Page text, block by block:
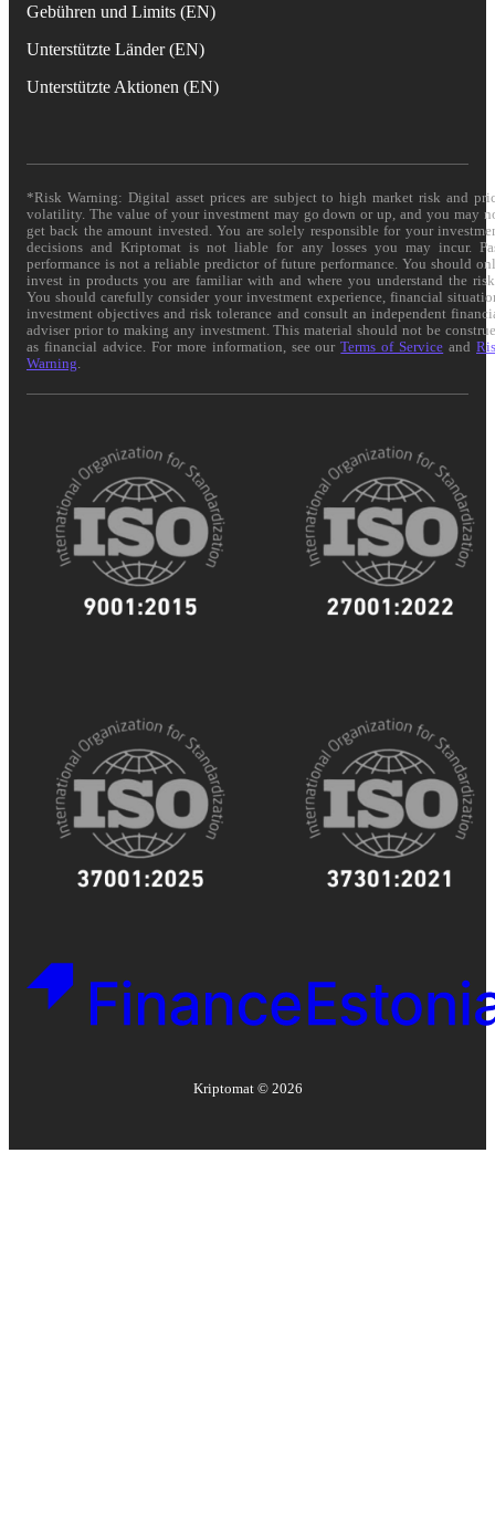
Gebühren und Limits (EN)
Unterstützte Länder (EN)
Unterstützte Aktionen (EN)
*Risk Warning: Digital asset prices are subject to high market risk and
volatility. The value of your investment may go down or up, and you may
get back the amount invested. You are solely responsible for your
decisions and Kriptomat is not liable for any losses you may incur.
performance is not a reliable predictor of future performance. You should
invest in products you are familiar with and where you understand the
You should carefully consider your investment experience, financial
investment objectives and risk tolerance and consult an independent
adviser prior to making any investment. This material should not be
as financial advice. For more information, see ourTerms of Service and
Warning
Kriptomat © 2026